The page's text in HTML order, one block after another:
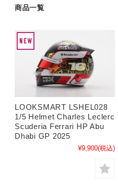
商品一覧
LOOKSMART LSHEL028
1/5 Helmet Charles Leclerc
Scuderia Ferrari HP Abu
Dhabi GP 2025
¥9,900(税込)